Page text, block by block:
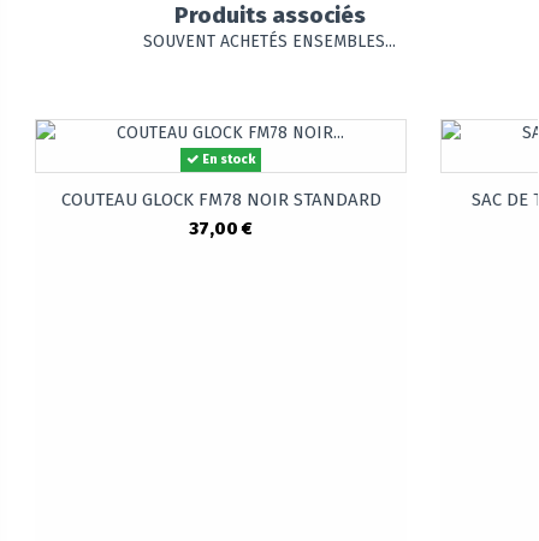
Produits associés
SOUVENT ACHETÉS ENSEMBLES...
En stock
COUTEAU GLOCK FM78 NOIR STANDARD
37,00 €
SAC